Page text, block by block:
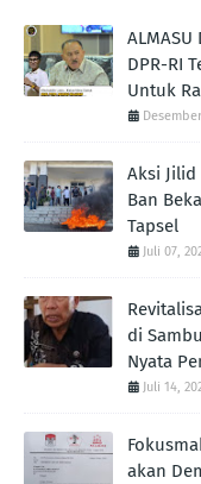
DPR-RI
Untuk
Aksi Jilid
Ban
Tapsel
Juli 07,
di
Nyata
Juli 14,
akan